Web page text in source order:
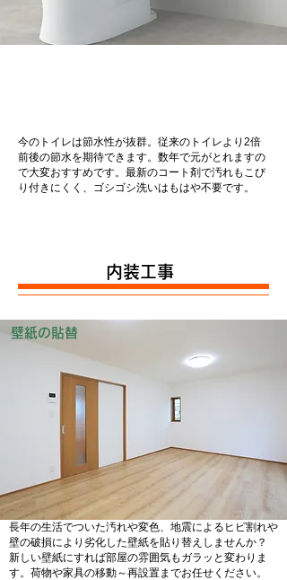
今のトイレは節水性が抜群。従来のトイレより2倍
前後の節水を期待できます。数年で元がとれますの
で大変おすすめです。最新のコート剤で汚れもこび
り付きにくく、ゴシゴシ洗いはもはや不要です。
内装工事
壁紙の貼替
長年の生活でついた汚れや変色、地震によるヒビ割れや
壁の破損により劣化した壁紙を貼り替えしませんか？
新しい壁紙にすれば部屋の雰囲気もガラッと変わりま
す。荷物や家具の移動～再設置までお任せください。